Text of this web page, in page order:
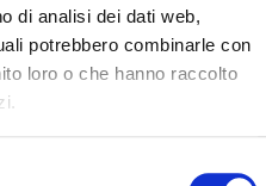
di analisi dei dati web,
potrebbero combinarle con
loro o che hanno raccolto